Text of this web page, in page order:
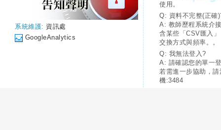
系統維護: 資訊處
GoogleAnalytics
使用。
Q: 資料不完整(正確
A: 教師歷程系統介
含某些「CSV匯入
交換方式與頻率。。
Q: 我無法登入?
A: 請確認您的單一
若需進一步協助，
機:3484